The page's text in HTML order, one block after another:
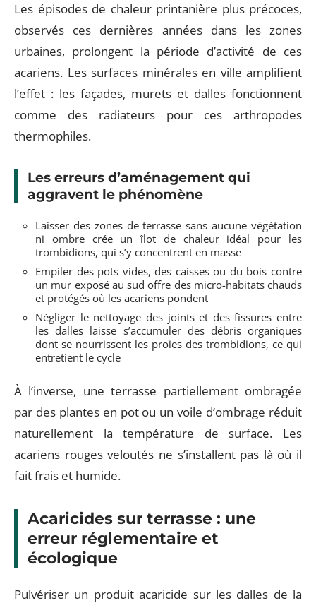
Les épisodes de chaleur printanière plus précoces,
observés ces dernières années dans les zones
urbaines, prolongent la période d’activité de ces
acariens. Les surfaces minérales en ville amplifient
l’effet : les façades, murets et dalles fonctionnent
comme des radiateurs pour ces arthropodes
thermophiles.
Les erreurs d’aménagement qui
aggravent le phénomène
Laisser des zones de terrasse sans aucune végétation
ni ombre crée un îlot de chaleur idéal pour les
trombidions, qui s’y concentrent en masse
Empiler des pots vides, des caisses ou du bois contre
un mur exposé au sud offre des micro-habitats chauds
et protégés où les acariens pondent
Négliger le nettoyage des joints et des fissures entre
les dalles laisse s’accumuler des débris organiques
dont se nourrissent les proies des trombidions, ce qui
entretient le cycle
À l’inverse, une terrasse partiellement ombragée
par des plantes en pot ou un voile d’ombrage réduit
naturellement la température de surface. Les
acariens rouges veloutés ne s’installent pas là où il
fait frais et humide.
Acaricides sur terrasse : une
erreur réglementaire et
écologique
Pulvériser un produit acaricide sur les dalles de la